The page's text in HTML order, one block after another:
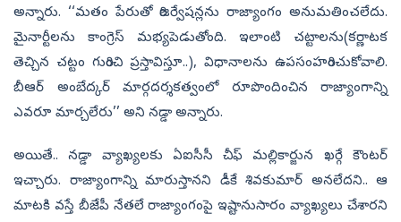
అన్నారు. ‘‘మతం పేరుతో రిజర్వేషన్లను రాజ్యాంగం అనుమతించలేదు.
మైనార్టీలను కాంగ్రెస్ మభ్యపెడుతోంది. ఇలాంటి చట్టాలను(కర్ణాటక
తెచ్చిన చట్టం గురించి ప్రస్తావిస్తూ..), విధానాలను ఉపసంహరించుకోవాలి.
బీఆర్ అంబేద్కర్ మార్గదర్శకత్వంలో రూపొందించిన రాజ్యాంగాన్ని
ఎవరూ మార్చలేరు’’ అని నడ్డా అన్నారు.
అయితే.. నడ్డా వ్యాఖ్యలకు ఏఐసీసీ చీఫ్‌ మల్లికార్జున ఖర్గే కౌంటర్‌
ఇచ్చారు. రాజ్యాంగాన్ని మారుస్తానని డీకే శివకుమార్‌ అనలేదని.. ఆ
మాటకి వస్తే బీజేపీ నేతలే రాజ్యాంగంపై ఇష్టానుసారం వ్యాఖ్యలు చేశారని